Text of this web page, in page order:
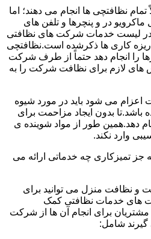
نظافتچی ها انجام می دهند؛ اما
ماکرویو در و پنچرها و تلفن های
در لیست خدمات شرکت های نظافتی
کاری ها ذکرشده است.نظافتچی
را انجام دهد حتماً از طرف شرکت
های لازم برای نظافت شرکت را به
می شود باید در مورد شیوه
بدون ایجاد مزاحمت برای
دهد.همین طور از مواد شوینده ی
وارد نکند.
تمیزکاری چه خدماتی ارائه می
و نظافت منزل می توانید برای
های خدمات نظافتی کمک
برای انجام آن ها از شرکت
شامل: